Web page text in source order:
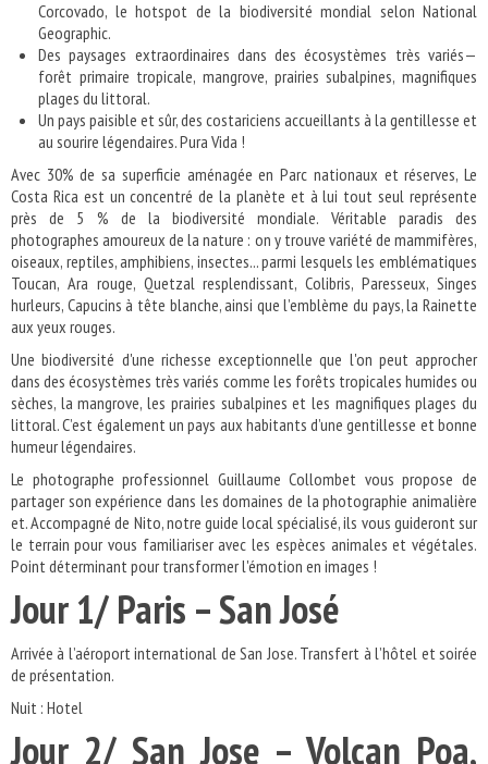
Corcovado, le hotspot de la biodiversité mondial selon National
Geographic.
Des paysages extraordinaires dans des écosystèmes très variés—
forêt primaire tropicale, mangrove, prairies subalpines, magnifiques
plages du littoral.
Un pays paisible et sûr, des costariciens accueillants à la gentillesse et
au sourire légendaires. Pura Vida !
Avec 30% de sa superficie aménagée en Parc nationaux et réserves, Le
Costa Rica est un concentré de la planète et à lui tout seul représente
près de 5 % de la biodiversité mondiale. Véritable paradis des
photographes amoureux de la nature : on y trouve variété de mammifères,
oiseaux, reptiles, amphibiens, insectes... parmi lesquels les emblématiques
Toucan, Ara rouge, Quetzal resplendissant, Colibris, Paresseux, Singes
hurleurs, Capucins à tête blanche, ainsi que l’emblème du pays, la Rainette
aux yeux rouges.
Une biodiversité d'une richesse exceptionnelle que l'on peut approcher
dans des écosystèmes très variés comme les forêts tropicales humides ou
sèches, la mangrove, les prairies subalpines et les magnifiques plages du
littoral. C’est également un pays aux habitants d’une gentillesse et bonne
humeur légendaires.
Le photographe professionnel Guillaume Collombet vous propose de
partager son expérience dans les domaines de la photographie animalière
et. Accompagné de Nito, notre guide local spécialisé, ils vous guideront sur
le terrain pour vous familiariser avec les espèces animales et végétales.
Point déterminant pour transformer l'émotion en images !
Jour 1/ Paris – San José
Arrivée à l’aéroport international de San Jose. Transfert à l’hôtel et soirée
de présentation.
Nuit : Hotel
Jour 2/ San Jose – Volcan Poa,